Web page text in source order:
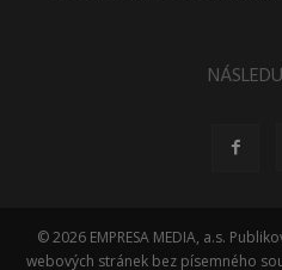
© 2026 EMPRESA MEDIA, a.s.
webových stránek bez písemného